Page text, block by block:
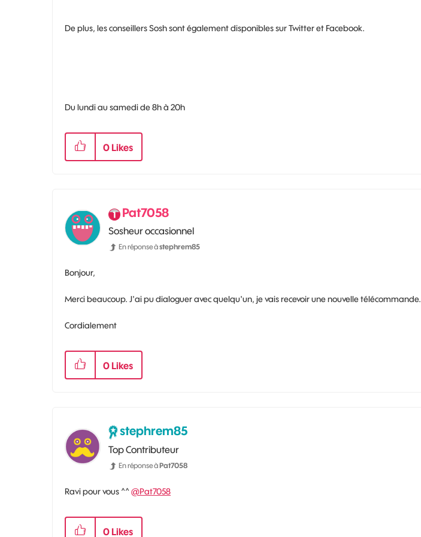
De plus, les conseillers Sosh sont également disponibles sur Twitter et Facebook.
Du lundi au samedi de 8h à 20h
0 Likes
Pat7058
Sosheur occasionnel
En réponse àstephrem85
Bonjour,
Merci beaucoup. J'ai pu dialoguer avec quelqu'un, je vais recevoir une nouvelle télécommande.
Cordialement
0 Likes
stephrem85
Top Contributeur
En réponse àPat7058
Ravi pour vous ^^@Pat7058
0 Likes